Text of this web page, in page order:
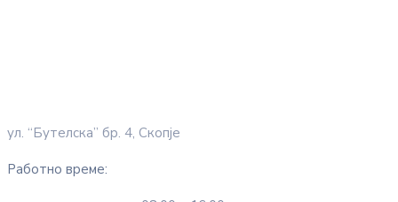
ул. “Бутелска” бр. 4, Скопје
Работно време: